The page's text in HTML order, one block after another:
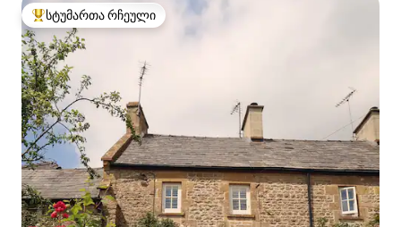
სტუმართა რჩეული მოწინავე ვარიანტი
სტუმართა რჩეული